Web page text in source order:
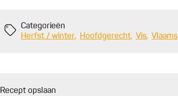
Categorieën
Herfst / winter
Hoofdgerecht Vis Vlaams
Recept opslaan